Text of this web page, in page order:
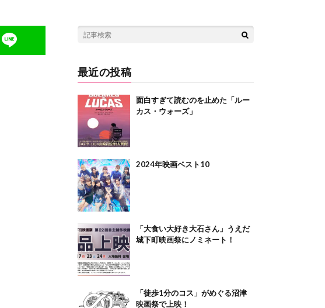
最近の投稿
面白すぎて読むのを止めた「ルー
カス・ウォーズ」
2024年映画ベスト10
「大食い大好き大石さん」うえだ
城下町映画祭にノミネート！
「徒歩1分のコス」がめぐる沼津
映画祭で上映！